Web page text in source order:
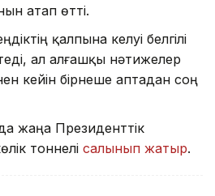
атап өтті.
қалпына келуі белгілі
ал алғашқы нәтижелер
кейін бірнеше аптадан соң
жаңа Президенттік
тоннелі салынып жатыр.